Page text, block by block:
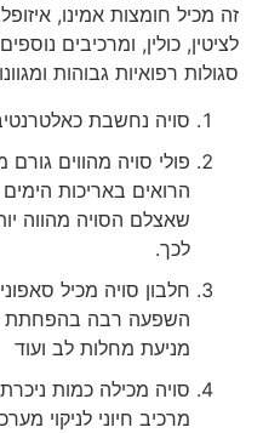
זה מכיל חומצות אמינו,
לציטין, כולין, ומרכיבים
סגולות רפואיות גבוהות ומגוונות.
סויה נחשבת כאלטרנטיבה
פולי סויה מהווים גורם
הרואים באריכות הימים
לכך.
השפעה רבה בהפחתת
מניעת מחלות לב ועוד
מרכיב חיוני לניקוי